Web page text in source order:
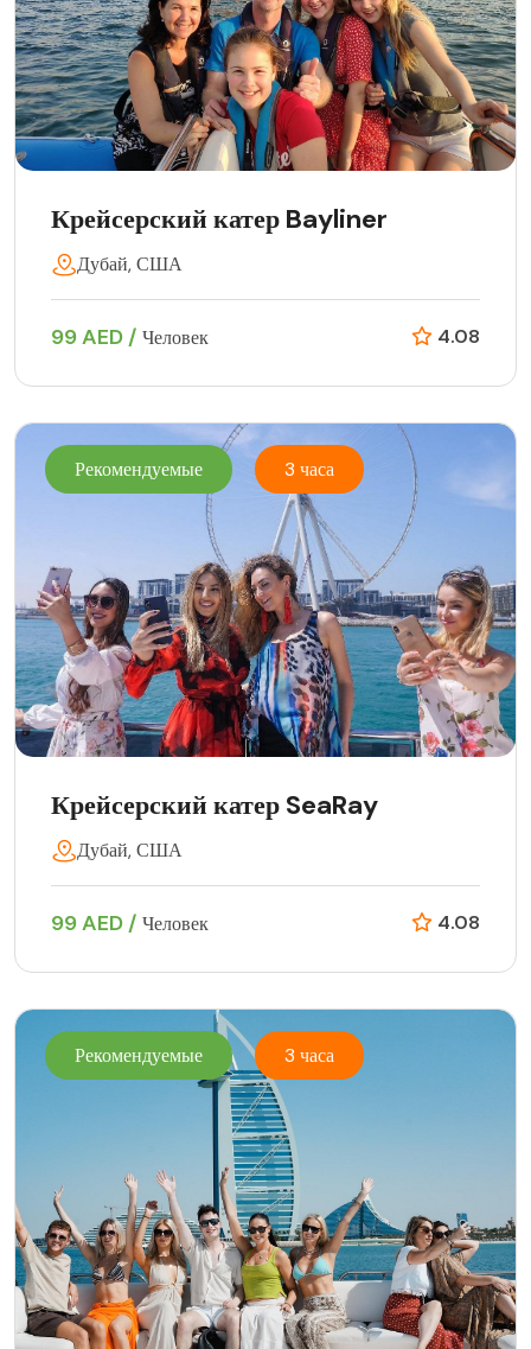
Крейсерский катер Bayliner
Дубай, США
99 AED / Человек 4.08
Рекомендуемые 3 часа
Крейсерский катер SeaRay
Дубай, США
99 AED / Человек 4.08
Рекомендуемые 3 часа